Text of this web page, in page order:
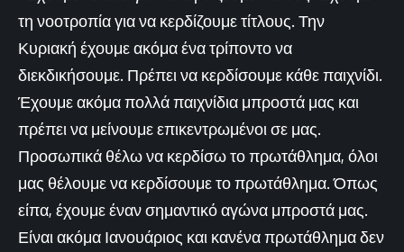
τη νοοτροπία για να κερδίζουμε τίτλους. Την
Κυριακή έχουμε ακόμα ένα τρίποντο να
διεκδικήσουμε. Πρέπει να κερδίσουμε κάθε παιχνίδι.
Έχουμε ακόμα πολλά παιχνίδια μπροστά μας και
πρέπει να μείνουμε επικεντρωμένοι σε μας.
Προσωπικά θέλω να κερδίσω το πρωτάθλημα, όλοι
μας θέλουμε να κερδίσουμε το πρωτάθλημα. Όπως
είπα, έχουμε έναν σημαντικό αγώνα μπροστά μας.
Είναι ακόμα Ιανουάριος και κανένα πρωτάθλημα δεν